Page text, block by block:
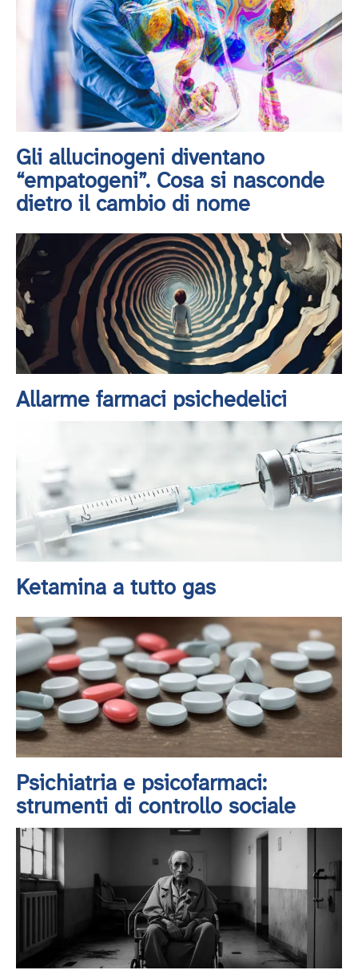
Gli allucinogeni diventano
“empatogeni”. Cosa si nasconde
dietro il cambio di nome
Allarme farmaci psichedelici
Ketamina a tutto gas
Psichiatria e psicofarmaci:
strumenti di controllo sociale